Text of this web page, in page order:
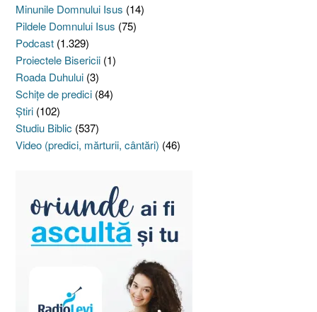
Minunile Domnului Isus (14)
Pildele Domnului Isus (75)
Podcast (1.329)
Proiectele Bisericii (1)
Roada Duhului (3)
Schiţe de predici (84)
Ştiri (102)
Studiu Biblic (537)
Video (predici, mărturii, cântări) (46)